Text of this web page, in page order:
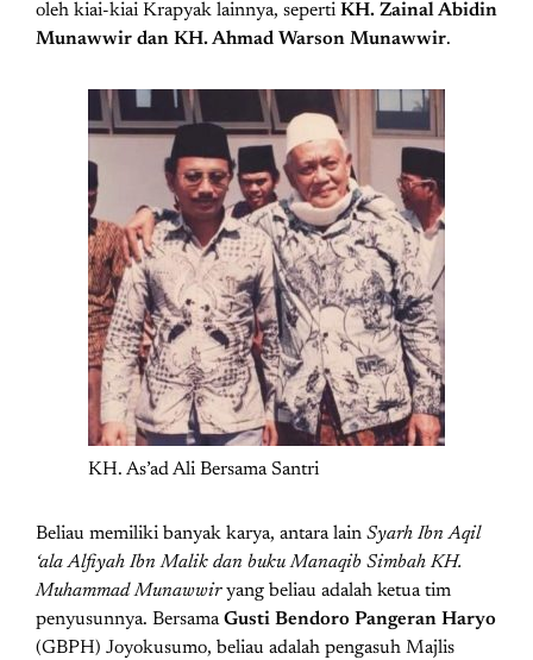
oleh kiai-kiai Krapyak lainnya, seperti KH. Zainal Abidin
Munawwir dan KH. Ahmad Warson Munawwir.
KH. As’ad Ali Bersama Santri
Beliau memiliki banyak karya, antara lain Syarh Ibn Aqil
‘ala Alfiyah Ibn Malik dan buku Manaqib Simbah KH.
Muhammad Munawwiryang beliau adalah ketua tim
penyusunnya. BersamaGusti Bendoro Pangeran Haryo
(GBPH) Joyokusumo, beliau adalah pengasuh Majlis